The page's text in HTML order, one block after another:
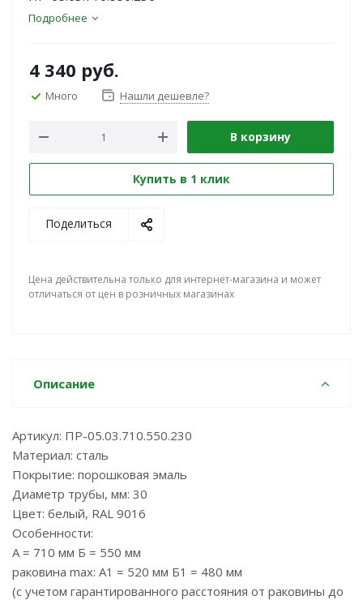
Подробнее
4 340 руб.
Много Нашли дешевле?
В корзину
Купить в 1 клик
Поделиться
Цена действительна только для интернет-магазина и может
отличаться от цен в розничных магазинах
Описание
Артикул: ПР-05.03.710.550.230
Материал: сталь
Покрытие: порошковая эмаль
Диаметр трубы, мм: 30
Цвет: белый, RAL 9016
Особенности:
А = 710 мм Б = 550 мм
раковина max: А1 = 520 мм Б1 = 480 мм
(с учетом гарантированного расстояния от раковины до